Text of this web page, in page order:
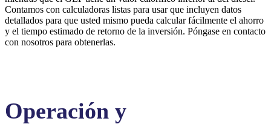
Contamos con calculadoras listas para usar que incluyen datos
detallados para que usted mismo pueda calcular fácilmente el ahorro
y el tiempo estimado de retorno de la inversión. Póngase en contacto
con nosotros para obtenerlas.
Operación y